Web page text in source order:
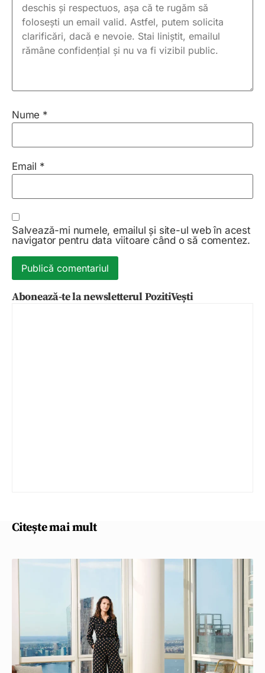
Nume *
Email *
Salvează-mi numele, emailul și site-ul web în acest
navigator pentru data viitoare când o să comentez.
Abonează-te la newsletterul PozitiVești
Citește mai mult